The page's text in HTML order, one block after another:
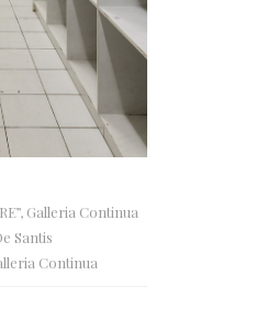
Galleria Continua
Santis
Continua